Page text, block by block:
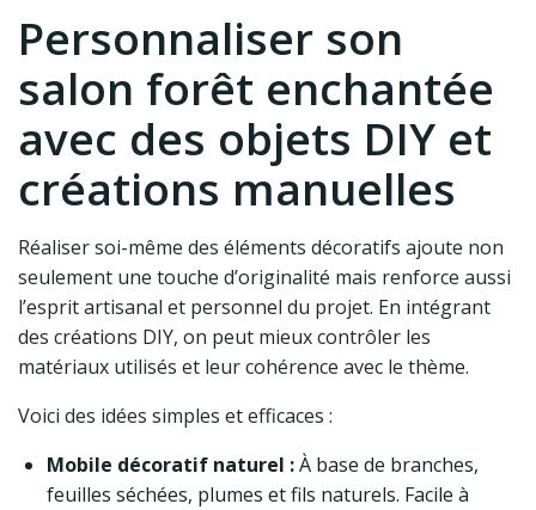
Personnaliser son
salon forêt enchantée
avec des objets DIY et
créations manuelles
Réaliser soi-même des éléments décoratifs ajoute non
seulement une touche d’originalité mais renforce aussi
l’esprit artisanal et personnel du projet. En intégrant
des créations DIY, on peut mieux contrôler les
matériaux utilisés et leur cohérence avec le thème.
Voici des idées simples et efficaces :
Mobile décoratif naturel :À base de branches,
feuilles séchées, plumes et fils naturels. Facile à